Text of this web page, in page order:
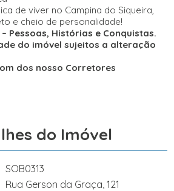
de viver no Campina do Siqueira,
e cheio de personalidade!
– Pessoas, Histórias e Conquistas.
do imóvel sujeitos a alteração
dos nosso Corretores
do Imóvel
SOB0313
Rua Gerson da Graça, 121